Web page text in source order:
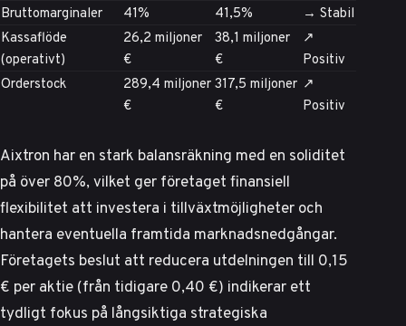
Bruttomarginaler
41% 41,5%
→ Stabil
Kassaflöde
(operativt)
26,2 miljoner
€
38,1 miljoner
€
↗️
Positiv
Orderstock
289,4 miljoner
€
317,5 miljoner
€
↗️
Positiv
Aixtron har en stark balansräkning med en soliditet
på över 80%, vilket ger företaget finansiell
flexibilitet att investera i tillväxtmöjligheter och
hantera eventuella framtida marknadsnedgångar.
Företagets beslut att reducera utdelningen till 0,15
€ per aktie (från tidigare 0,40 €) indikerar ett
tydligt fokus på långsiktiga strategiska